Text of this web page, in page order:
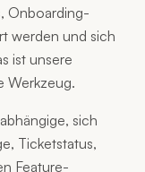
Onboarding-
werden und sich
ist unsere
Werkzeug.
sich
Ticketstatus,
Feature-